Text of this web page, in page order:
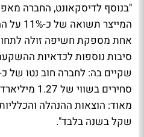
"בנוסף לדיסקאונט, החברה
המייצר
אחת מספקת חשיפה זולה
סיבות נוספות לכדאיות
סחירים
שקל בשנה בלבד".